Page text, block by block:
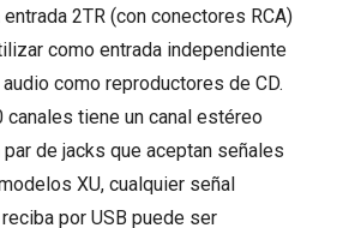
2TR (con conectores RCA)
como entrada independiente
como reproductores de CD.
canales tiene un canal estéreo
de jacks que aceptan señales
XU, cualquier señal
por USB puede ser